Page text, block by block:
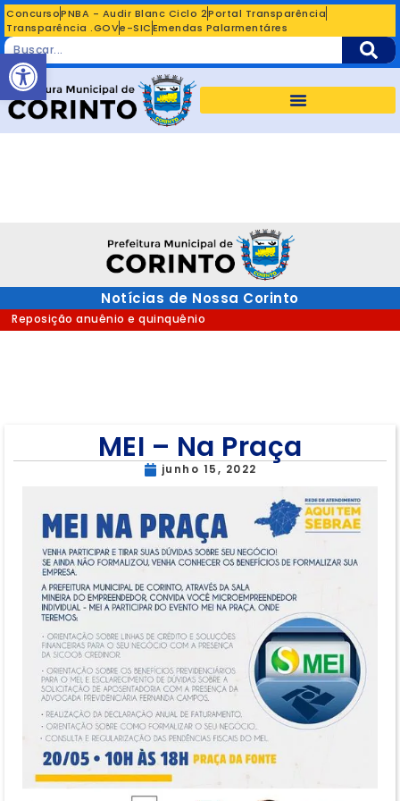
ConcursoPNBA - Audir Blanc Ciclo 2Portal Transparência
Transparência .GOVe-SICEmendas Palarmentáres
Notícias de Nossa Corinto
Reposição anuênio e quinquênio
MEI – Na Praça
junho 15, 2022
Abrir a barra de ferramentas